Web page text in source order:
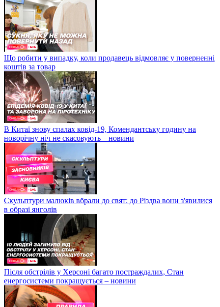
Що робити у випадку, коли продавець відмовляє у поверненні
коштів за товар
В Китаї знову спалах ковід-19, Комендантську годину на
новорічну ніч не скасовують – новини
Скульптури малюків вбрали до свят: до Різдва вони з'явилися
в образі янголів
Після обстрілів у Херсоні багато постраждалих, Стан
енергосистеми покращується – новини